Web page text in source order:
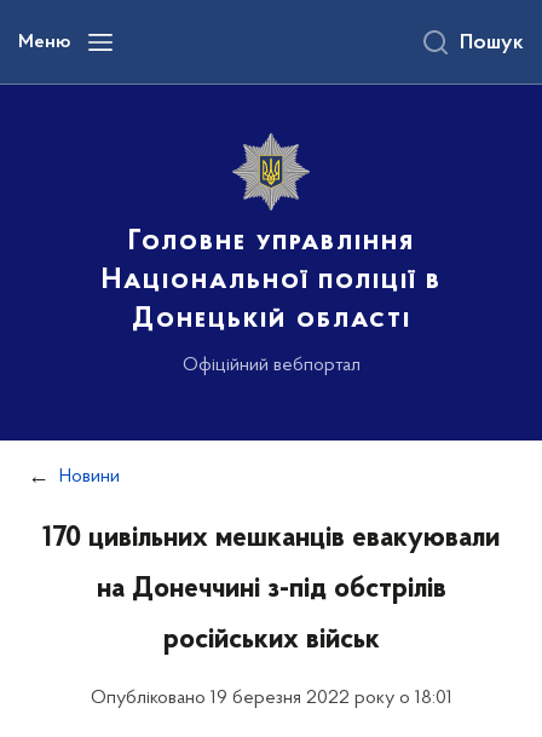
вмісту
Меню
Головне управління
Національної поліції в
Донецькій області
Офіційний вебпортал
Пошук
Новини
170 цивільних мешканців евакуювали
на Донеччині з-під обстрілів
російських військ
Опубліковано 19 березня 2022 року о 18:01